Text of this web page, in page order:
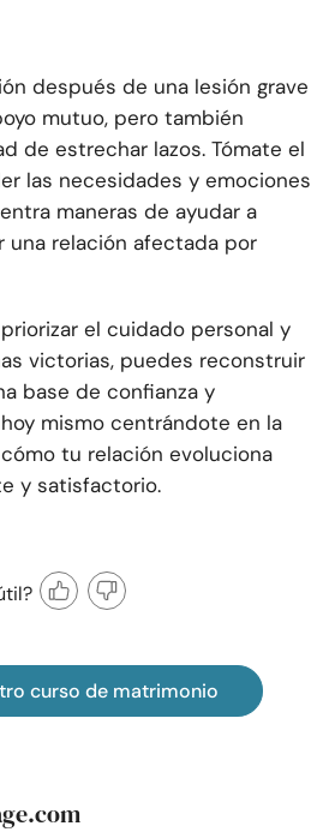
después de una lesión grave
mutuo, pero también
de estrechar lazos. Tómate el
las necesidades y emociones
maneras de ayudar a
una relación afectada por
el cuidado personal y
victorias, puedes reconstruir
base de confianza y
mismo centrándote en la
tu relación evoluciona
y satisfactorio.
curso de matrimonio